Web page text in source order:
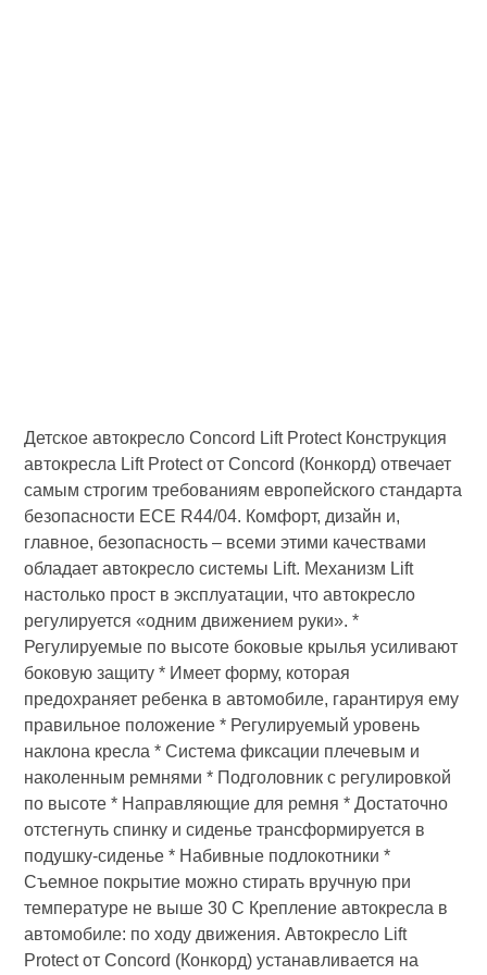
Детское автокресло Concord Lift Protect Конструкция
автокресла Lift Protect от Concord (Конкорд) отвечает
самым строгим требованиям европейского стандарта
безопасности ECE R44/04. Комфорт, дизайн и,
главное, безопасность – всеми этими качествами
обладает автокресло системы Lift. Механизм Lift
настолько прост в эксплуатации, что автокресло
регулируется «одним движением руки». *
Регулируемые по высоте боковые крылья усиливают
боковую защиту * Имеет форму, которая
предохраняет ребенка в автомобиле, гарантируя ему
правильное положение * Регулируемый уровень
наклона кресла * Система фиксации плечевым и
наколенным ремнями * Подголовник с регулировкой
по высоте * Направляющие для ремня * Достаточно
отстегнуть спинку и сиденье трансформируется в
подушку-сиденье * Набивные подлокотники *
Съемное покрытие можно стирать вручную при
температуре не выше 30 С Крепление автокресла в
автомобиле: по ходу движения. Автокресло Lift
Protect от Concord (Конкорд) устанавливается на